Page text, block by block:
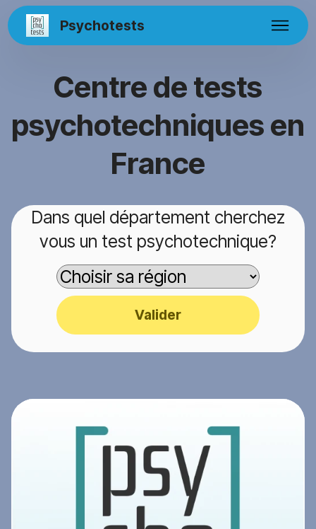
Psychotests
Centre de tests
psychotechniques en
France
Dans quel département cherchez
vous un test psychotechnique?
Valider